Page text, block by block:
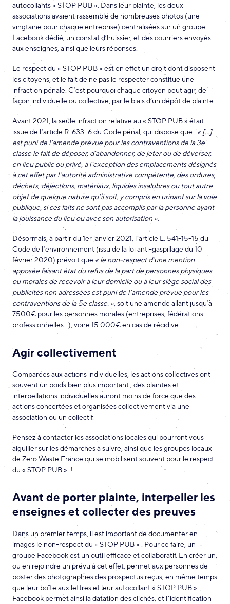
autocollants « STOP PUB ». Dans leur plainte, les deux
associations avaient rassemblé de nombreuses photos (une
vingtaine pour chaque entreprise) centralisées sur un groupe
Facebook dédié, un constat d’huissier, et des courriers envoyés
aux enseignes, ainsi que leurs réponses.
Le respect du « STOP PUB » est en effet un droit dont disposent
les citoyens, et le fait de ne pas le respecter constitue une
infraction pénale. C’est pourquoi chaque citoyen peut agir, de
façon individuelle ou collective, par le biais d’un dépôt de plainte.
Avant 2021, la seule infraction relative au « STOP PUB » était
issue de l’article R. 633-6 du Code pénal, qui dispose que : « […]
est puni de l’amende prévue pour les contraventions de la 3e
classe le fait de déposer, d’abandonner, de jeter ou de déverser,
en lieu public ou privé, à l’exception des emplacements désignés
à cet effet par l’autorité administrative compétente, des ordures,
déchets, déjections, matériaux, liquides insalubres ou tout autre
objet de quelque nature qu’il soit, y compris en urinant sur la voie
publique, si ces faits ne sont pas accomplis par la personne ayant
la jouissance du lieu ou avec son autorisation »
Désormais, à partir du 1er janvier 2021, l’article L. 541-15-15 du
Code de l’environnement (issu de la loi anti-gaspillage du 10
février 2020) prévoit que « le non-respect d’une mention
apposée faisant état du refus de la part de personnes physiques
ou morales de recevoir à leur domicile ou à leur siège social des
publicités non adressées est puni de l’amende prévue pour les
contraventions de la 5e classe. », soit une amende allant jusqu’à
7500€ pour les personnes morales (entreprises, fédérations
professionnelles…), voire 15 000€ en cas de récidive.
Agir collectivement
Comparées aux actions individuelles, les actions collectives ont
souvent un poids bien plus important ; des plaintes et
interpellations individuelles auront moins de force que des
actions concertées et organisées collectivement via une
association ou un collectif.
Pensez à contacter les associations locales qui pourront vous
aiguiller sur les démarches à suivre, ainsi que les groupes locaux
de Zero Waste France qui se mobilisent souvent pour le respect
du « STOP PUB » !
Avant de porter plainte, interpeller les
enseignes et collecter des preuves
Dans un premier temps, il est important de documenter en
images le non-respect du « STOP PUB » . Pour ce faire, un
groupe Facebook est un outil efficace et collaboratif. En créer un,
ou en rejoindre un prévu à cet effet, permet aux personnes de
poster des photographies des prospectus reçus, en même temps
que leur boîte aux lettres et leur autocollant « STOP PUB ».
Facebook permet ainsi la datation des clichés, et l’identification